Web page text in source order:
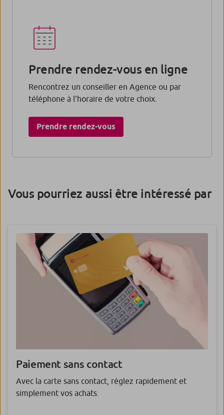
Prendre rendez-vous en ligne
Rencontrez un conseiller en Agence ou par
téléphone à l'horaire de votre choix.
Prendre rendez-vous​
Vous pourriez aussi être intéressé par
Paiement sans contact
Avec la carte sans contact, réglez rapidement et
simplement vos achats.